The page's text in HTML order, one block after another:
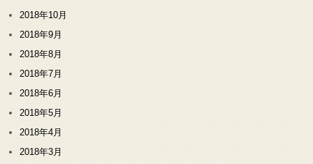
2018年10月
2018年9月
2018年8月
2018年7月
2018年6月
2018年5月
2018年4月
2018年3月